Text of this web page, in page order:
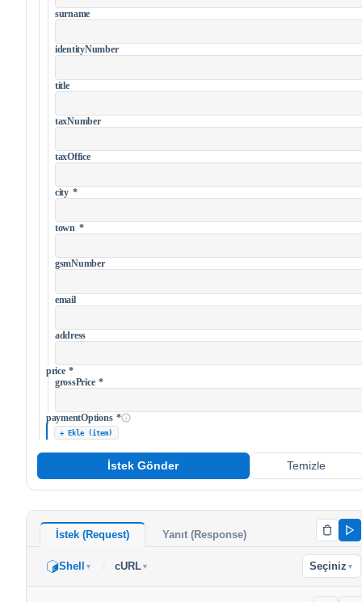
surname
identityNumber
title
taxNumber
taxOffice
city *
town *
gsmNumber
email
address
price *
grossPrice *
paymentOptions *
+ Ekle (item)
İstek Gönder Temizle
İstek (Request) Yanıt (Response)
Shell ▼ cURL ▼ Seçiniz ▼